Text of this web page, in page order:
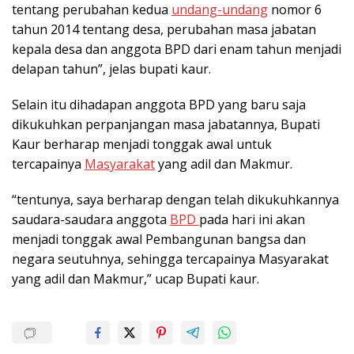
tentang perubahan kedua undang-undang nomor 6
tahun 2014 tentang desa, perubahan masa jabatan
kepala desa dan anggota BPD dari enam tahun menjadi
delapan tahun”, jelas bupati kaur.
Selain itu dihadapan anggota BPD yang baru saja
dikukuhkan perpanjangan masa jabatannya, Bupati
Kaur berharap menjadi tonggak awal untuk
tercapainya Masyarakatyang adil dan Makmur.
“tentunya, saya berharap dengan telah dikukuhkannya
saudara-saudara anggota BPD pada hari ini akan
menjadi tonggak awal Pembangunan bangsa dan
negara seutuhnya, sehingga tercapainya Masyarakat
yang adil dan Makmur,” ucap Bupati kaur.